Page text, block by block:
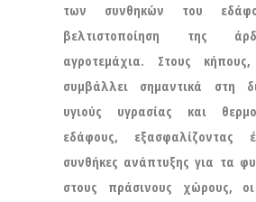
των συνθηκών του
βελτιστοποίηση της
αγροτεμάχια. Στους
συμβάλλει σημαντικά στη
υγιούς υγρασίας και
εδάφους, εξασφαλίζοντας
συνθήκες ανάπτυξης για τα
στους πράσινους χώρους, οι